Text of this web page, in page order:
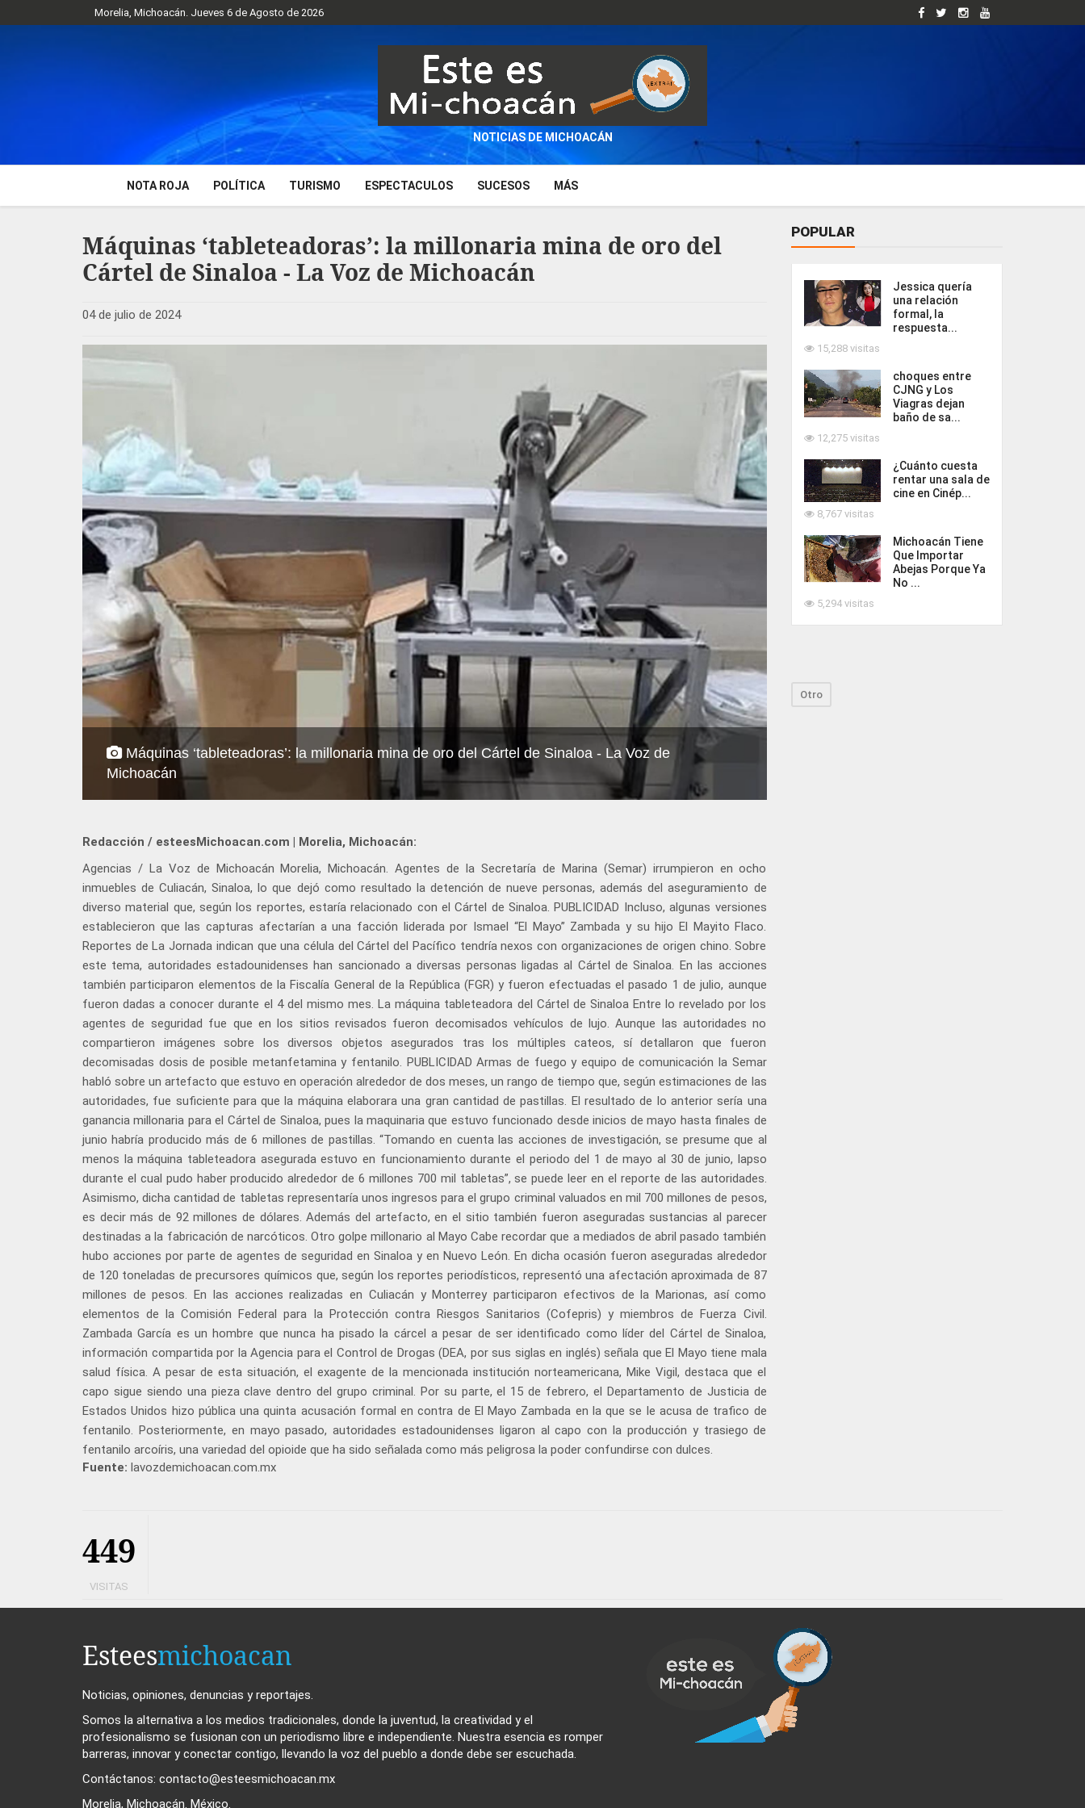
Morelia, Michoacán. Jueves 6 de Agosto de 2026
NOTICIAS DE MICHOACÁN
NOTA ROJA POLÍTICA TURISMO ESPECTACULOS SUCESOS MÁS
Máquinas ‘tableteadoras’: la millonaria mina de oro del
Cártel de Sinaloa - La Voz de Michoacán
04 de julio de 2024
Máquinas ‘tableteadoras’: la millonaria mina de oro del Cártel de Sinaloa - La Voz de
Michoacán
Redacción / esteesMichoacan.com | Morelia, Michoacán:
Agencias / La Voz de Michoacán Morelia, Michoacán. Agentes de la Secretaría de Marina (Semar) irrumpieron en ocho
inmuebles de Culiacán, Sinaloa, lo que dejó como resultado la detención de nueve personas, además del aseguramiento de
diverso material que, según los reportes, estaría relacionado con el Cártel de Sinaloa. PUBLICIDAD Incluso, algunas versiones
establecieron que las capturas afectarían a una facción liderada por Ismael “El Mayo” Zambada y su hijo El Mayito Flaco.
Reportes de La Jornada indican que una célula del Cártel del Pacífico tendría nexos con organizaciones de origen chino. Sobre
este tema, autoridades estadounidenses han sancionado a diversas personas ligadas al Cártel de Sinaloa. En las acciones
también participaron elementos de la Fiscalía General de la República (FGR) y fueron efectuadas el pasado 1 de julio, aunque
fueron dadas a conocer durante el 4 del mismo mes. La máquina tableteadora del Cártel de Sinaloa Entre lo revelado por los
agentes de seguridad fue que en los sitios revisados fueron decomisados vehículos de lujo. Aunque las autoridades no
compartieron imágenes sobre los diversos objetos asegurados tras los múltiples cateos, sí detallaron que fueron
decomisadas dosis de posible metanfetamina y fentanilo. PUBLICIDAD Armas de fuego y equipo de comunicación la Semar
habló sobre un artefacto que estuvo en operación alrededor de dos meses, un rango de tiempo que, según estimaciones de las
autoridades, fue suficiente para que la máquina elaborara una gran cantidad de pastillas. El resultado de lo anterior sería una
ganancia millonaria para el Cártel de Sinaloa, pues la maquinaria que estuvo funcionado desde inicios de mayo hasta finales de
junio habría producido más de 6 millones de pastillas. “Tomando en cuenta las acciones de investigación, se presume que al
menos la máquina tableteadora asegurada estuvo en funcionamiento durante el periodo del 1 de mayo al 30 de junio, lapso
durante el cual pudo haber producido alrededor de 6 millones 700 mil tabletas”, se puede leer en el reporte de las autoridades.
Asimismo, dicha cantidad de tabletas representaría unos ingresos para el grupo criminal valuados en mil 700 millones de pesos,
es decir más de 92 millones de dólares. Además del artefacto, en el sitio también fueron aseguradas sustancias al parecer
destinadas a la fabricación de narcóticos. Otro golpe millonario al Mayo Cabe recordar que a mediados de abril pasado también
hubo acciones por parte de agentes de seguridad en Sinaloa y en Nuevo León. En dicha ocasión fueron aseguradas alrededor
de 120 toneladas de precursores químicos que, según los reportes periodísticos, representó una afectación aproximada de 87
millones de pesos. En las acciones realizadas en Culiacán y Monterrey participaron efectivos de la Marionas, así como
elementos de la Comisión Federal para la Protección contra Riesgos Sanitarios (Cofepris) y miembros de Fuerza Civil.
Zambada García es un hombre que nunca ha pisado la cárcel a pesar de ser identificado como líder del Cártel de Sinaloa,
información compartida por la Agencia para el Control de Drogas (DEA, por sus siglas en inglés) señala que El Mayo tiene mala
salud física. A pesar de esta situación, el exagente de la mencionada institución norteamericana, Mike Vigil, destaca que el
capo sigue siendo una pieza clave dentro del grupo criminal. Por su parte, el 15 de febrero, el Departamento de Justicia de
Estados Unidos hizo pública una quinta acusación formal en contra de El Mayo Zambada en la que se le acusa de trafico de
fentanilo. Posteriormente, en mayo pasado, autoridades estadounidenses ligaron al capo con la producción y trasiego de
fentanilo arcoíris, una variedad del opioide que ha sido señalada como más peligrosa la poder confundirse con dulces.
Fuente: lavozdemichoacan.com.mx
POPULAR
Jessica quería
una relación
formal, la
respuesta...
15,288 visitas
choques entre
CJNG y Los
Viagras dejan
baño de sa...
12,275 visitas
¿Cuánto cuesta
rentar una sala de
cine en Cinép...
8,767 visitas
Michoacán Tiene
Que Importar
Abejas Porque Ya
No ...
5,294 visitas
Otro
449
VISITAS
Esteesmichoacan
Noticias, opiniones, denuncias y reportajes.
Somos la alternativa a los medios tradicionales, donde la juventud, la creatividad y el
profesionalismo se fusionan con un periodismo libre e independiente. Nuestra esencia es romper
barreras, innovar y conectar contigo, llevando la voz del pueblo a donde debe ser escuchada.
Contáctanos: contacto@esteesmichoacan.mx
Morelia, Michoacán. México.